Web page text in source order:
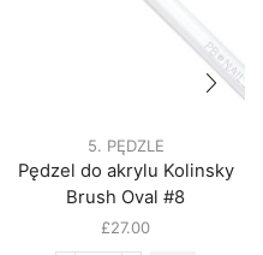
5. PĘDZLE
Pędzel do akrylu Kolinsky
Brush Oval #8
£27.00